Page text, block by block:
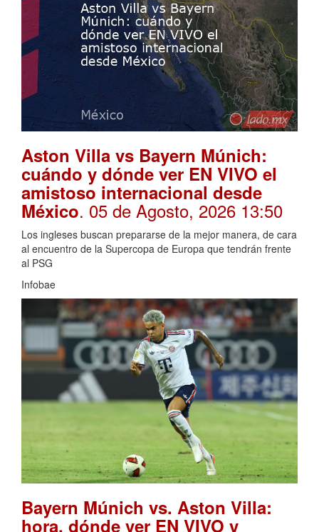
Aston Villa vs Bayern Múnich:
cuándo y dónde ver EN VIVO el
amistoso internacional desde
México. 05 de Agosto, 2026 13:50
Los ingleses buscan prepararse de la mejor manera, de cara
al encuentro de la Supercopa de Europa que tendrán frente
al PSG
Infobae
Bayern Múnich vs. Aston Villa:
hora, dónde ver EN VIVO y